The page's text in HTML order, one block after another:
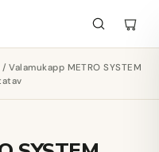
/ Valamukapp METRO SYSTEM